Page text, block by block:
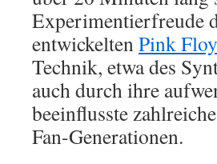
Experimentierfreude
entwickeltenPink
Technik, etwa des
auch durch ihre
beeinflusste
Fan-Generationen.